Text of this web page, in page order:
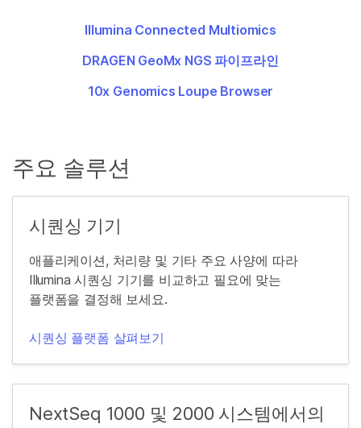
Illumina Connected Multiomics
DRAGEN GeoMx NGS 파이프라인
10x Genomics Loupe Browser
주요 솔루션
시퀀싱 기기
애플리케이션, 처리량 및 기타 주요 사양에 따라
Illumina 시퀀싱 기기를 비교하고 필요에 맞는
플랫폼을 결정해 보세요.
시퀀싱 플랫폼 살펴보기
NextSeq 1000 및 2000 시스템에서의